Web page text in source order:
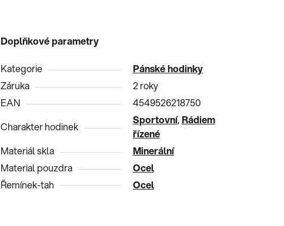
Doplňkové parametry
Kategorie
Pánské hodinky
Záruka
2 roky
EAN
4549526218750
Charakter hodinek
Sportovní, Rádiem
řízené
Materiál skla
Minerální
Material pouzdra
Ocel
Řemínek-tah
Ocel